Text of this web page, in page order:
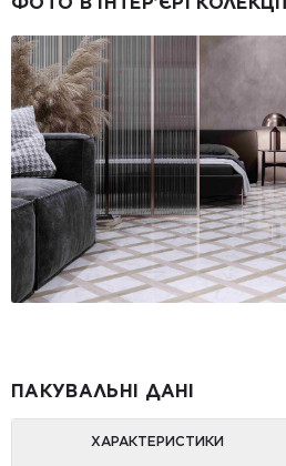
ПАКУВАЛЬНІ ДАНІ
ХАРАКТЕРИСТИКИ